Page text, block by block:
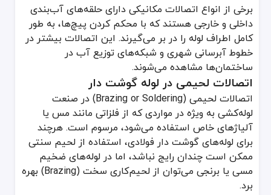
برخی از انواع اتصالات مکانیکی دارای حلقه‌های آب‌بندی
داخلی و خارجی هستند که با محکم کردن پیچ‌ها، به طور
کامل اطراف لوله را در بر می‌گیرند. این اتصالات بیشتر در
خطوط آبرسانی شهری و شبکه‌های توزیع آب در
ساختمان‌ها مشاهده می‌شوند.
اتصالات لحیمی در لوله گوشت دار
اتصالات لحیمی (Brazing or Soldering) در صنعت
لوله‌کشی به ویژه در مواردی که از فلزاتی مانند مس یا
آلیاژهای خاص استفاده می‌شود، مرسوم است. هرچند
برای لوله‌های گوشت دار فولادی، استفاده از لحیم سنتی
ممکن است چندان رایج نباشد، اما در لوله‌های ضخیم
مسی یا برنجی می‌توان از لحیم‌کاری سخت (Brazing) بهره
برد.